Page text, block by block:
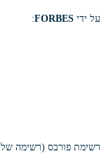
על ידי FORBES
:
רשימת פורבס (רשימה של 500 החברות הציבוריות הגדולות ביותר)